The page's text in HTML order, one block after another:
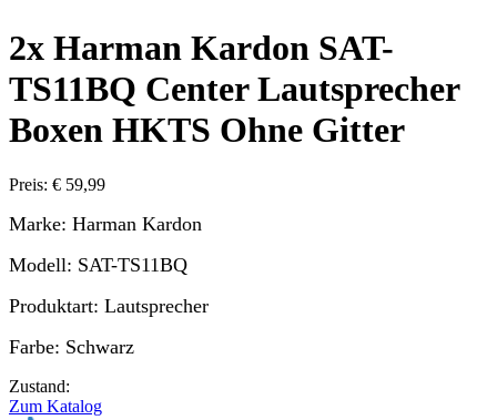
2x Harman Kardon SAT-
TS11BQ Center Lautsprecher
Boxen HKTS Ohne Gitter
Preis: € 59,99
Marke: Harman Kardon
Modell: SAT-TS11BQ
Produktart: Lautsprecher
Farbe: Schwarz
Zustand:
Zum Katalog